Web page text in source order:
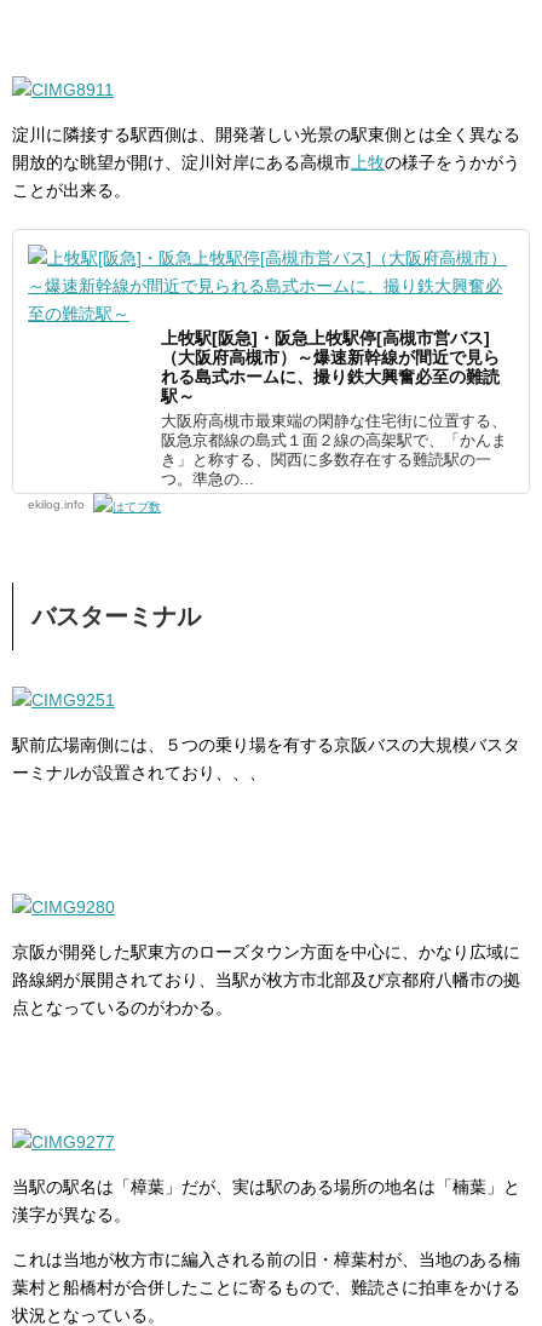
淀川に隣接する駅西側は、開発著しい光景の駅東側とは全く異なる
開放的な眺望が開け、淀川対岸にある高槻市 上牧の様子をうかがう
ことが出来る。
上牧駅[阪急]・阪急上牧駅停[高槻市営バス]
（大阪府高槻市）～爆速新幹線が間近で見ら
れる島式ホームに、撮り鉄大興奮必至の難読
駅～
大阪府高槻市最東端の閑静な住宅街に位置する、
阪急京都線の島式１面２線の高架駅で、「かんま
き」と称する、関西に多数存在する難読駅の一
つ。準急の...
ekilog.info
バスターミナル
駅前広場南側には、５つの乗り場を有する京阪バスの大規模バスタ
ーミナルが設置されており、、、
京阪が開発した駅東方のローズタウン方面を中心に、かなり広域に
路線網が展開されており、当駅が枚方市北部及び京都府八幡市の拠
点となっているのがわかる。
当駅の駅名は「樟葉」だが、実は駅のある場所の地名は「楠葉」と
漢字が異なる。
これは当地が枚方市に編入される前の旧・樟葉村が、当地のある楠
葉村と船橋村が合併したことに寄るもので、難読さに拍車をかける
状況となっている。